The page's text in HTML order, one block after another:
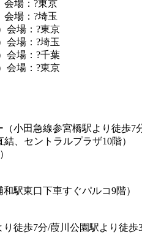
会場：?東京
会場：?埼玉
会場：?東京
会場：?埼玉
会場：?千葉
会場：?東京
小田急線参宮橋駅より徒歩7
、セントラルプラザ10階）
駅東口下車すぐパルコ9階）
徒歩7分/葭川公園駅より徒歩3